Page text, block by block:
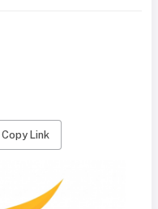
Copy Link